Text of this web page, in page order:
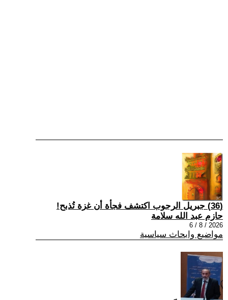
(36) جبريل الرجوب اكتشف فجأة أن غزة تُذبح!
حازم عبد الله سلامة
2026 / 8 / 6
مواضيع وابحاث سياسية